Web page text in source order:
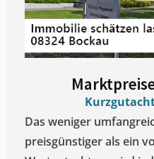
Das weniger
preisgünstiger als ein